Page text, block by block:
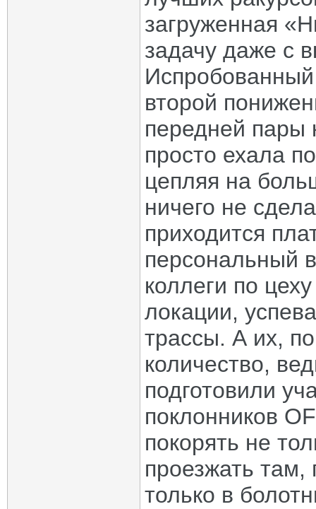
загруженная
задачу даже с
второй
передней пары
просто ехала
цепляя на
ничего не
приходится
персональный
коллеги по
локации,
трассы. А их,
количество,
подготовили
поклонников
покорять не
проезжать
только в